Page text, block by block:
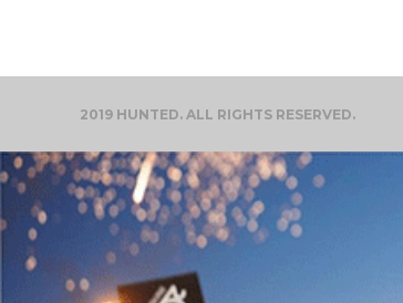
2019 HUNTED. ALL RIGHTS RESERVED.